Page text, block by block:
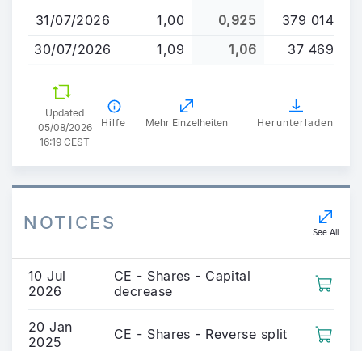
31/07/2026
1,00 0,925
379 014
30/07/2026
1,09 1,06 37 469
Updated
05/08/2026
16:19 CEST
Hilfe Mehr Einzelheiten Herunterladen
NOTICES See All
10 Jul
2026
CE - Shares - Capital
decrease
20 Jan
2025
CE - Shares - Reverse split